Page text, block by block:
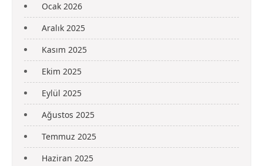
Ocak 2026
Aralık 2025
Kasım 2025
Ekim 2025
Eylül 2025
Ağustos 2025
Temmuz 2025
Haziran 2025